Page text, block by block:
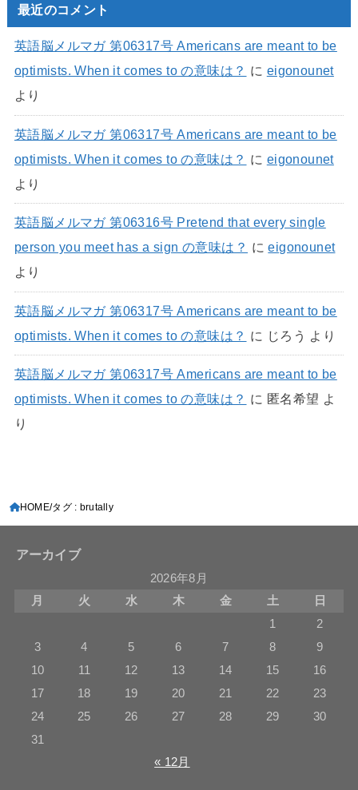
最近のコメント
英語脳メルマガ 第06317号 Americans are meant to be
optimists. When it comes to の意味は？ に eigonounet
より
英語脳メルマガ 第06317号 Americans are meant to be
optimists. When it comes to の意味は？ に eigonounet
より
英語脳メルマガ 第06316号 Pretend that every single
person you meet has a sign の意味は？ にeigonounet
より
英語脳メルマガ 第06317号 Americans are meant to be
optimists. When it comes to の意味は？ に じろう より
英語脳メルマガ 第06317号 Americans are meant to be
optimists. When it comes to の意味は？ に 匿名希望 よ
り
HOME タグ : brutally
アーカイブ
2026年8月
月
火 水 木 金 土
日
1
2
3
4 5 6 7 8
9
10
11 12 13 14 15
16
17
18 19 20 21 22
23
24
25 26 27 28 29
30
31
« 12月